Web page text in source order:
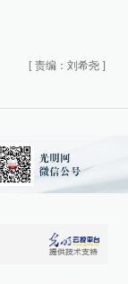
[ 责编：刘希尧 ]